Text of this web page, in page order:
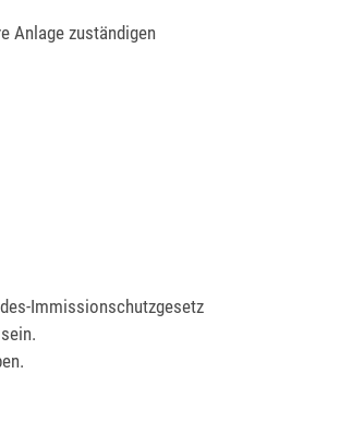
Anlage zuständigen
Immissionschutzgesetz